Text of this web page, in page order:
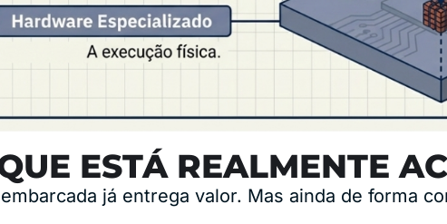
ESTÁ REALMENTE
já entrega valor. Mas ainda de forma